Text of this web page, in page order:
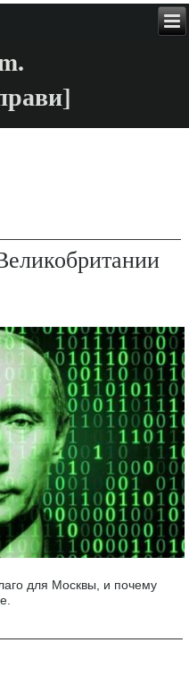
для Москвы, и почему